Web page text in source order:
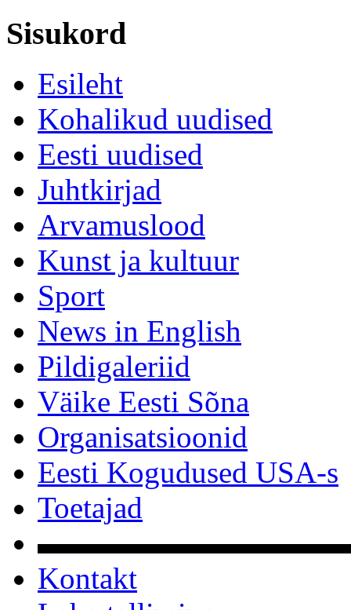
Sisukord
Esileht
Kohalikud uudised
Eesti uudised
Juhtkirjad
Arvamuslood
Kunst ja kultuur
Sport
News in English
Pildigaleriid
Väike Eesti Sõna
Organisatsioonid
Eesti Kogudused USA-s
Toetajad
Kontakt